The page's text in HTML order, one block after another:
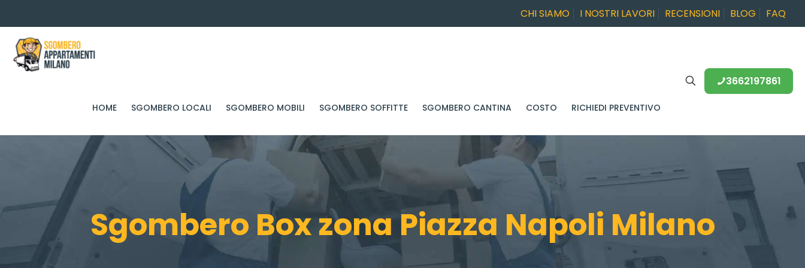
CHI SIAMO I NOSTRI LAVORI RECENSIONI BLOG FAQ
HOME SGOMBERO LOCALI SGOMBERO MOBILI SGOMBERO SOFFITTE SGOMBERO CANTINA COSTO RICHIEDI PREVENTIVO
3662197861
Sgombero Box zona Piazza Napoli Milano